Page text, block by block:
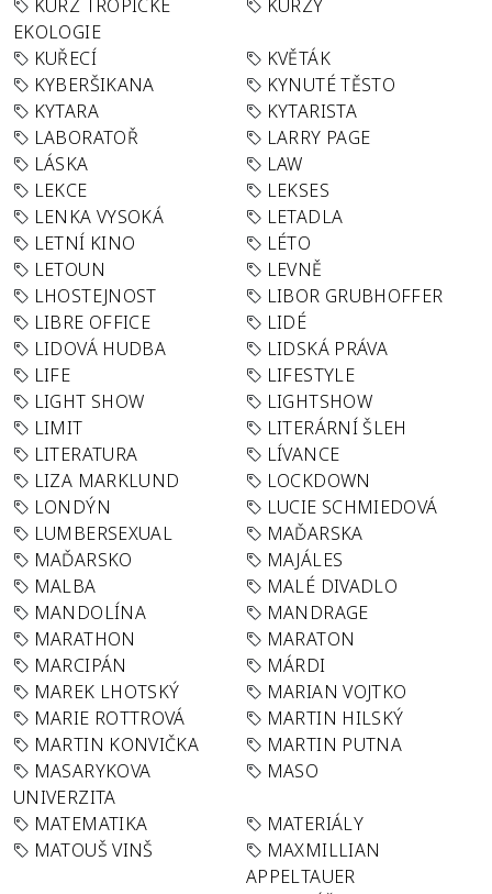
KURZ TROPICKÉ
EKOLOGIE
KURZY
KUŘECÍ
KVĚTÁK
KYBERŠIKANA
KYNUTÉ TĚSTO
KYTARA
KYTARISTA
LABORATOŘ
LARRY PAGE
LÁSKA
LAW
LEKCE
LEKSES
LENKA VYSOKÁ
LETADLA
LETNÍ KINO
LÉTO
LETOUN
LEVNĚ
LHOSTEJNOST
LIBOR GRUBHOFFER
LIBRE OFFICE
LIDÉ
LIDOVÁ HUDBA
LIDSKÁ PRÁVA
LIFE
LIFESTYLE
LIGHT SHOW
LIGHTSHOW
LIMIT
LITERÁRNÍ ŠLEH
LITERATURA
LÍVANCE
LIZA MARKLUND
LOCKDOWN
LONDÝN
LUCIE SCHMIEDOVÁ
LUMBERSEXUAL
MAĎARSKA
MAĎARSKO
MAJÁLES
MALBA
MALÉ DIVADLO
MANDOLÍNA
MANDRAGE
MARATHON
MARATON
MARCIPÁN
MÁRDI
MAREK LHOTSKÝ
MARIAN VOJTKO
MARIE ROTTROVÁ
MARTIN HILSKÝ
MARTIN KONVIČKA
MARTIN PUTNA
MASARYKOVA
UNIVERZITA
MASO
MATEMATIKA
MATERIÁLY
MATOUŠ VINŠ
MAXMILLIAN
APPELTAUER